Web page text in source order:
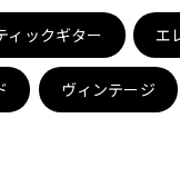
ィックギター エ
ヴィンテージ